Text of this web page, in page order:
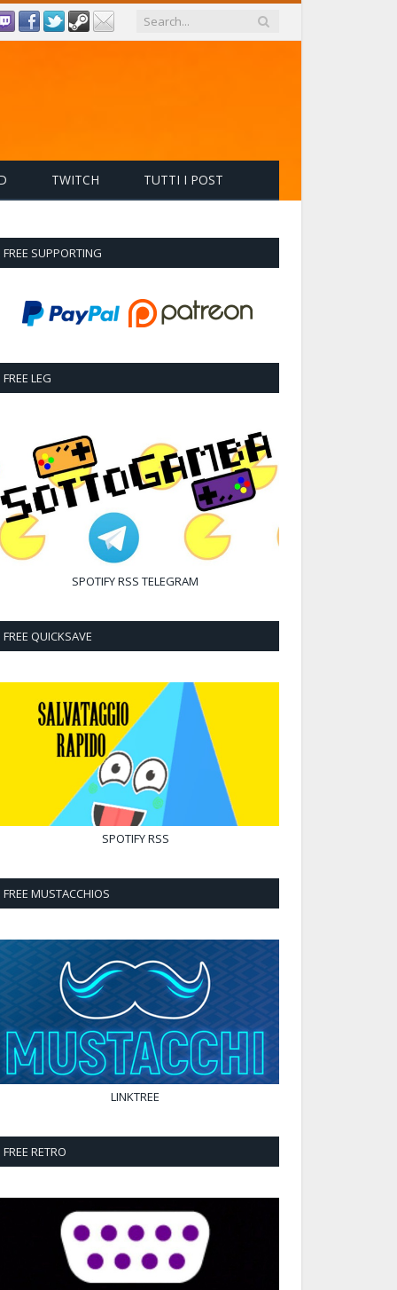
TWITCH TUTTI I POST
FREE SUPPORTING
FREE LEG
SPOTIFYRSS TELEGRAM
FREE QUICKSAVE
SPOTIFYRSS
FREE MUSTACCHIOS
LINKTREE
FREE RETRO